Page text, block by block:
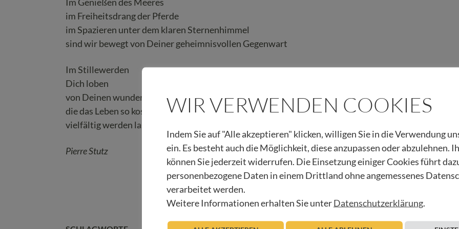
im Freiheitsdrang der Pferde
im Spazieren unter dem klaren Sternenhimmel
sind wir bewegt von Deiner geheimnisvollen Gegenwart
Im Stillewerden
Dich loben
von Deinen wunderbaren Taten erzählen
die das Leben so kostbar
vielfältig werden lassen
Pierre Stutz
WIR VERWENDEN COOKIES
Indem Sie auf "Alle akzeptieren" klicken, willigen Sie in die Verwendung
ein. Es besteht auch die Möglichkeit, diese anzupassen oder abzulehnen.
können Sie jederzeit widerrufen. Die Einsetzung einiger Cookies führt
personenbezogene Daten in einem Drittland ohne angemessenes
verarbeitet werden.
Weitere Informationen erhalten Sie unterDatenschutzerklärung.